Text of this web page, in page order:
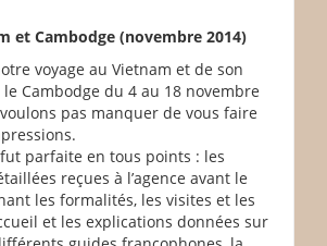
et Cambodge (novembre 2014)
voyage au Vietnam et de son
Cambodge du 4 au 18 novembre
pas manquer de vous faire
fut parfaite en tous points : les
reçues à l’agence avant le
les formalités, les visites et les
et les explications données sur